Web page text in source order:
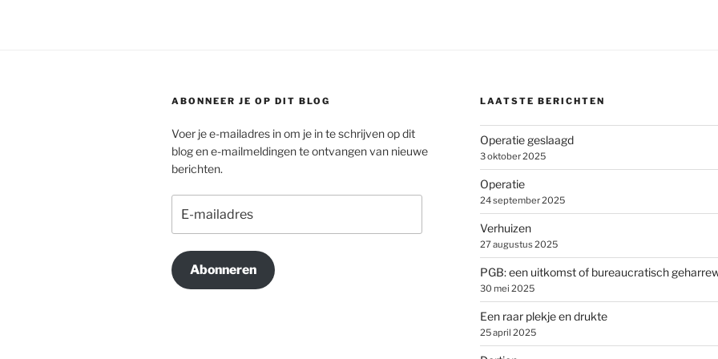
ABONNEER JE OP DIT BLOG
Voer je e-mailadres in om je in te schrijven op dit
blog en e-mailmeldingen te ontvangen van nieuwe
berichten.
mailadres
Abonneren
LAATSTE BERICHTEN
Operatie geslaagd
3 oktober 2025
Operatie
24 september 2025
Verhuizen
27 augustus 2025
PGB: een uitkomst of bureaucratisch
30 mei 2025
Een raar plekje en drukte
25 april 2025